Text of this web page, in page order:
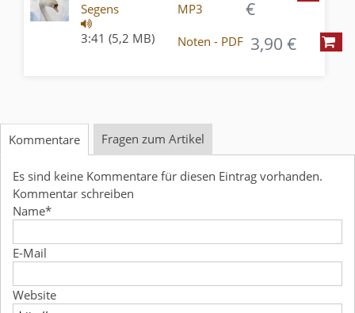
Segens
3:41 (5,2 MB)
MP3
€
Noten - PDF 3,90 €
Kommentare Fragen zum Artikel
Es sind keine Kommentare für diesen Eintrag vorhanden.
Kommentar schreiben
Name*
E-Mail
Website